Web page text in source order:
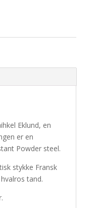
Eklund, en
er en
Powder steel.
stykke Fransk
tand.